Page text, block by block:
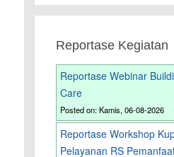
Reportase Kegiatan
Reportase Webinar
Care
Posted on: Kamis, 06-08-2026
Reportase Workshop
Pelayanan RS